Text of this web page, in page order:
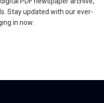
Stay updated with our ever-
in now.